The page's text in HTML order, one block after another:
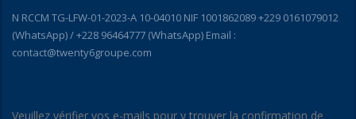
N RCCM TG-LFW-01-2023-A 10-04010 NIF 1001862089 +229 0161079012
(WhatsApp) / +228 96464777 (WhatsApp) Email :
contact@twenty6groupe.com
Veuillez vérifier vos e-mails pour y trouver la confirmation de